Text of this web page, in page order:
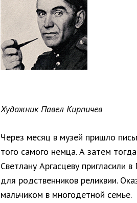
Художник Павел Кирпичев
Через месяц в музей пришло
того самого немца. А затем
Светлану Аргасцеву пригласили
для родственников реликвии.
мальчиком в многодетной семье.